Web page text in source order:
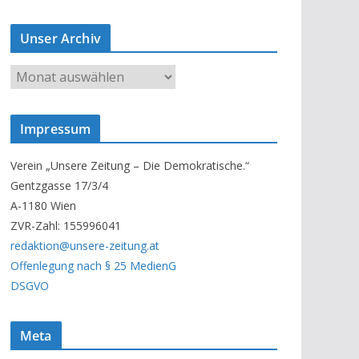
Unser Archiv
U
n
s
A
r
c
h
i
v
Impressum
Verein „Unsere Zeitung – Die Demokratische.“
Gentzgasse 17/3/4
A-1180 Wien
ZVR-Zahl: 155996041
redaktion@unsere-zeitung.at
Offenlegung nach § 25 MedienG
DSGVO
Meta